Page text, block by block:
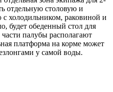
отдельную столовую и
холодильником, раковиной и
будет обеденный стол для
палубы располагают
платформа на корме может
у самой воды.